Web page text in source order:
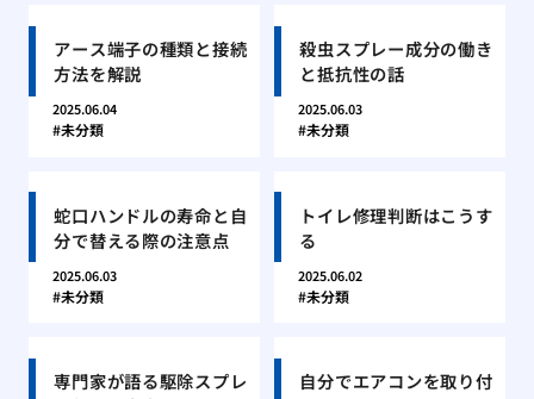
アース端子の種類と接続
方法を解説
2025.06.04
未分類
殺虫スプレー成分の働き
と抵抗性の話
2025.06.03
未分類
蛇口ハンドルの寿命と自
分で替える際の注意点
2025.06.03
未分類
トイレ修理判断はこうす
る
2025.06.02
未分類
専門家が語る駆除スプレ
自分でエアコンを取り付